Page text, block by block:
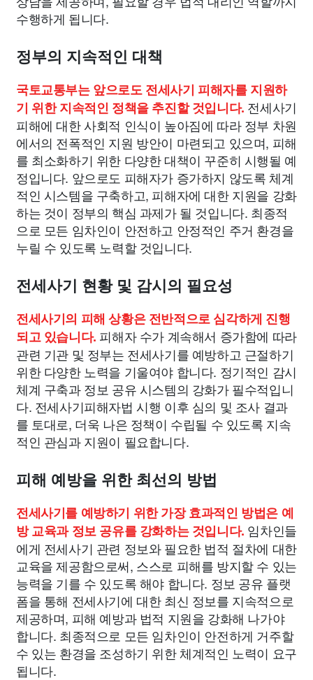
수행하게 됩니다.
정부의 지속적인 대책
국토교통부는 앞으로도 전세사기 피해자를 지원하
기 위한 지속적인 정책을 추진할 것입니다. 전세사기
피해에 대한 사회적 인식이 높아짐에 따라 정부 차원
에서의 전폭적인 지원 방안이 마련되고 있으며, 피해
를 최소화하기 위한 다양한 대책이 꾸준히 시행될 예
정입니다. 앞으로도 피해자가 증가하지 않도록 체계
적인 시스템을 구축하고, 피해자에 대한 지원을 강화
하는 것이 정부의 핵심 과제가 될 것입니다. 최종적
으로 모든 임차인이 안전하고 안정적인 주거 환경을
누릴 수 있도록 노력할 것입니다.
전세사기 현황 및 감시의 필요성
전세사기의 피해 상황은 전반적으로 심각하게 진행
되고 있습니다. 피해자 수가 계속해서 증가함에 따라
관련 기관 및 정부는 전세사기를 예방하고 근절하기
위한 다양한 노력을 기울여야 합니다. 정기적인 감시
체계 구축과 정보 공유 시스템의 강화가 필수적입니
다. 전세사기피해자법 시행 이후 심의 및 조사 결과
를 토대로, 더욱 나은 정책이 수립될 수 있도록 지속
적인 관심과 지원이 필요합니다.
피해 예방을 위한 최선의 방법
전세사기를 예방하기 위한 가장 효과적인 방법은 예
방 교육과 정보 공유를 강화하는 것입니다. 임차인들
에게 전세사기 관련 정보와 필요한 법적 절차에 대한
교육을 제공함으로써, 스스로 피해를 방지할 수 있는
능력을 기를 수 있도록 해야 합니다. 정보 공유 플랫
폼을 통해 전세사기에 대한 최신 정보를 지속적으로
제공하며, 피해 예방과 법적 지원을 강화해 나가야
합니다. 최종적으로 모든 임차인이 안전하게 거주할
수 있는 환경을 조성하기 위한 체계적인 노력이 요구
됩니다.